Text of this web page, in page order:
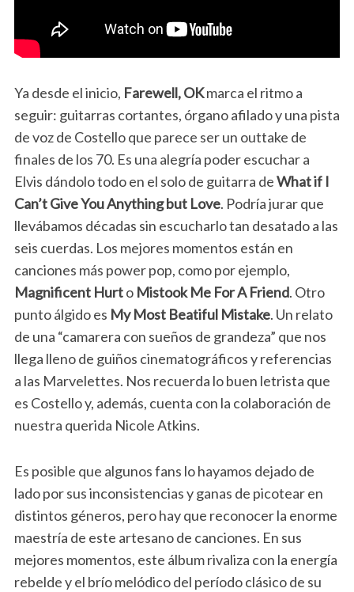
Ya desde el inicio, Farewell, OKmarca el ritmo a
seguir: guitarras cortantes, órgano afilado y una pista
de voz de Costello que parece ser un outtake de
finales de los 70. Es una alegría poder escuchar a
Elvis dándolo todo en el solo de guitarra deWhat if I
Can’t Give You Anything but Love. Podría jurar que
llevábamos décadas sin escucharlo tan desatado a las
seis cuerdas. Los mejores momentos están en
canciones más power pop, como por ejemplo,
Magnificent HurtoMistook Me For A Friend. Otro
punto álgido es My Most Beatiful Mistake. Un relato
de una “camarera con sueños de grandeza” que nos
llega lleno de guiños cinematográficos y referencias
a las Marvelettes. Nos recuerda lo buen letrista que
es Costello y, además, cuenta con la colaboración de
nuestra querida Nicole Atkins.
Es posible que algunos fans lo hayamos dejado de
lado por sus inconsistencias y ganas de picotear en
distintos géneros, pero hay que reconocer la enorme
maestría de este artesano de canciones. En sus
mejores momentos, este álbum rivaliza con la energía
rebelde y el brío melódico del período clásico de su